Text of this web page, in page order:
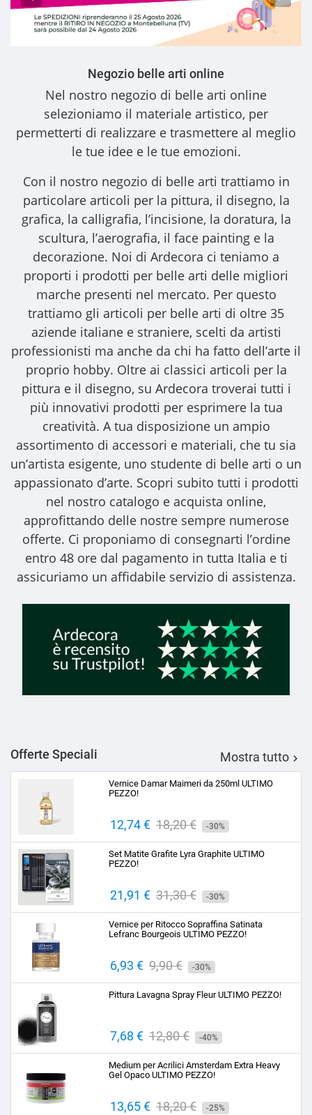
Negozio belle arti online
Nel nostro negozio di belle arti online
selezioniamo il materiale artistico, per
permetterti di realizzare e trasmettere al meglio
le tue idee e le tue emozioni.
Con il nostro negozio di belle arti trattiamo in
particolare articoli per la pittura, il disegno, la
grafica, la calligrafia, l’incisione, la doratura, la
scultura, l’aerografia, il face painting e la
decorazione. Noi di Ardecora ci teniamo a
proporti i prodotti per belle arti delle migliori
marche presenti nel mercato. Per questo
trattiamo gli articoli per belle arti di oltre 35
aziende italiane e straniere, scelti da artisti
professionisti ma anche da chi ha fatto dell’arte il
proprio hobby. Oltre ai classici articoli per la
pittura e il disegno, su Ardecora troverai tutti i
più innovativi prodotti per esprimere la tua
creatività. A tua disposizione un ampio
assortimento di accessori e materiali, che tu sia
un’artista esigente, uno studente di belle arti o un
appassionato d’arte. Scopri subito tutti i prodotti
nel nostro catalogo e acquista online,
approfittando delle nostre sempre numerose
offerte. Ci proponiamo di consegnarti l’ordine
entro 48 ore dal pagamento in tutta Italia e ti
assicuriamo un affidabile servizio di assistenza.
Offerte Speciali Mostra tutto 
Vernice Damar Maimeri da 250ml ULTIMO
PEZZO!
Prezzo
12,74 € Prezzo
base
18,20 € -30%
Set Matite Grafite Lyra Graphite ULTIMO
PEZZO!
Prezzo
21,91 € Prezzo
base
31,30 € -30%
Vernice per Ritocco Sopraffina Satinata
Lefranc Bourgeois ULTIMO PEZZO!
Prezzo
6,93 € Prezzo
base
9,90 € -30%
Pittura Lavagna Spray Fleur ULTIMO PEZZO!
Prezzo
7,68 € Prezzo
base
12,80 € -40%
Medium per Acrilici Amsterdam Extra Heavy
Gel Opaco ULTIMO PEZZO!
Prezzo
13,65 € Prezzo
18,20 € -25%